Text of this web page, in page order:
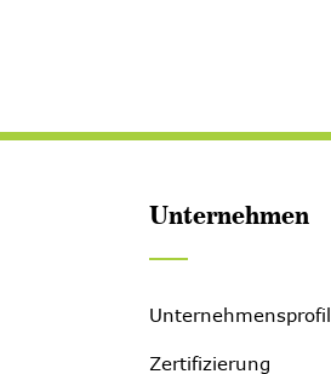
Unternehmen
Unternehmensprofil
Zertifizierung